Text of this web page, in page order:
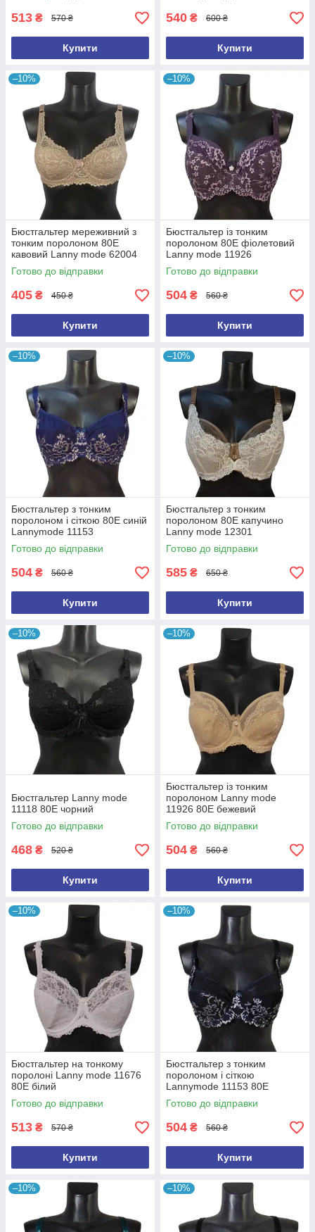
513 ₴ 570 ₴
Купити
540 ₴ 600 ₴
Купити
–10%
Бюстгальтер мереживний з
тонким поролоном 80E
кавовий Lanny mode 62004
Готово до відправки
405 ₴ 450 ₴
Купити
–10%
Бюстгальтер із тонким
поролоном 80Е фіолетовий
Lanny mode 11926
Готово до відправки
504 ₴ 560 ₴
Купити
–10%
Бюстгальтер з тонким
поролоном і сіткою 80Е синій
Lannymode 11153
Готово до відправки
504 ₴ 560 ₴
Купити
–10%
Бюстгальтер з тонким
поролоном 80Е капучино
Lanny mode 12301
Готово до відправки
585 ₴ 650 ₴
Купити
–10%
Бюстгальтер Lanny mode
11118 80Е чорний
Готово до відправки
468 ₴ 520 ₴
Купити
–10%
Бюстгальтер із тонким
поролоном Lanny mode
11926 80E бежевий
Готово до відправки
504 ₴ 560 ₴
Купити
–10%
Бюстгальтер на тонкому
поролоні Lanny mode 11676
80Е білий
Готово до відправки
513 ₴ 570 ₴
Купити
–10%
Бюстгальтер з тонким
поролоном і сіткою
Lannymode 11153 80Е
чорний
Готово до відправки
504 ₴ 560 ₴
Купити
–10% –10%